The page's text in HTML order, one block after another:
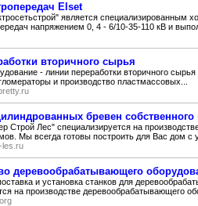
Elset
является специализированным
напряжением 0, 4 - 6/10-35-110 кВ и
вторичного сырья
- линии переработки вторичного
и производство пластмассовых...
бревен собственного
Строй Лес" специализируется на
Мы всегда готовы построить для Вас дом с
les.ru
деревообрабатывающего
и установка станков для
на производстве деревообрабатывающего